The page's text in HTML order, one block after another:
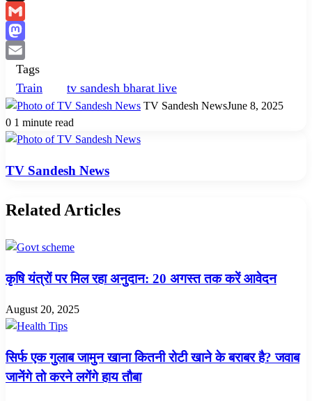
X
Gmail
Mastodon
Email
Tags
Train
tv sandesh bharat live
TV Sandesh NewsJune 8, 2025
0 1 minute read
TV Sandesh News
Related Articles
कृषि यंत्रों पर मिल रहा अनुदान: 20 अगस्त तक करें आवेदन
August 20, 2025
सिर्फ एक गुलाब जामुन खाना कितनी रोटी खाने के बराबर है? जवाब
जानेंगे तो करने लगेंगे हाय तौबा